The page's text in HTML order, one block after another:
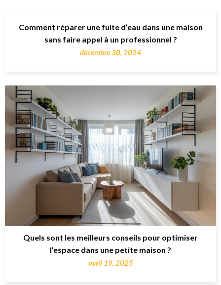
Comment réparer une fuite d’eau dans une maison
sans faire appel à un professionnel ?
décembre 30, 2024
Quels sont les meilleurs conseils pour optimiser
l’espace dans une petite maison ?
avril 19, 2025